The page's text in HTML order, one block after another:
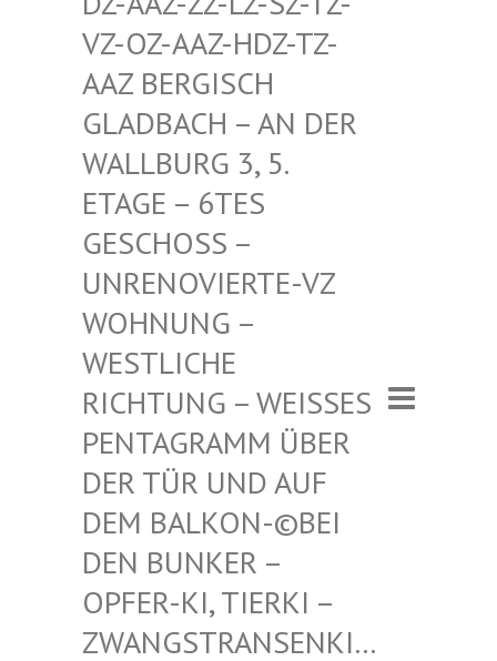
AAZ-HDZ-TZ-AAZ BE
RGISCH GLADBA
CH – AN DER WALLBU
RG 3, 5. ETAGE
– 6TES GESCHO
SS – UNRENO
VIERTE-VZ WOHNUN
G – WESTLI
CHE RICHTU
NG – WEISSES PENTAGR
AMM ÜBER DER TÜR
UND AUF DEM BAL
KON-©BEI DEN BUN
KER – OPFER-K
I, TIERKI – ZWANGST
RANSENKI… – ZWANG